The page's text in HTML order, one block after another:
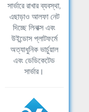
সার্ভারে রাখার ব্যবস্থা,
এছাড়াও আলফা নেট
দিচ্ছে লিনাক্স এবং
উইন্ডোস প্লাটফর্মে
অত্যাধুনিক ভার্চুয়াল
এবং ডেডিকেটেড
সার্ভার।